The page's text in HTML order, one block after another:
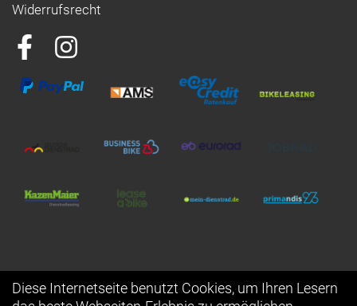
Widerrufsrecht
Diese Internetseite benutzt Cookies, um Ihren Lesern